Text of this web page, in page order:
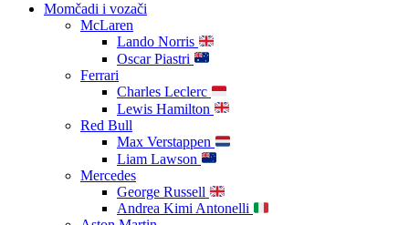
Momčadi i vozači
McLaren
Lando Norris
Oscar Piastri
Ferrari
Charles Leclerc
Lewis Hamilton
Red Bull
Max Verstappen
Liam Lawson
Mercedes
George Russell
Andrea Kimi Antonelli